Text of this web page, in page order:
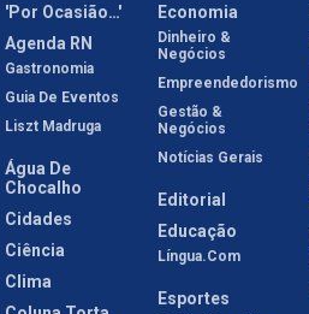
'Por Ocasião…'
Agenda RN
Gastronomia
Guia De Eventos
Liszt Madruga
Água De
Chocalho
Cidades
Ciência
Clima
Economia
Dinheiro &
Negócios
Empreendedorismo
Gestão &
Negócios
Notícias Gerais
Editorial
Educação
Língua.com
Esportes